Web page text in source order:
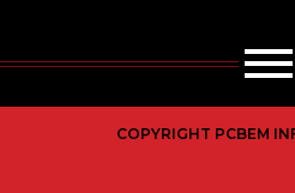
COPYRIGHT PCBEM